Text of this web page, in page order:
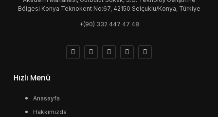
Bölgesi Konya Teknokent No:67, 42150 Selçuklu/Konya, Türkiye
+(90) 332 447 47 48
Hızlı Menü
Anasayfa
Hakkımızda